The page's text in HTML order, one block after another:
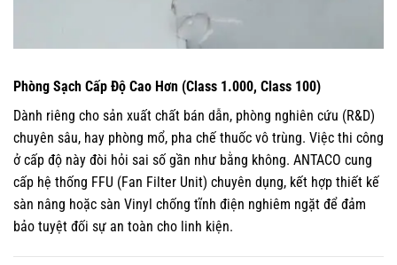
Phòng Sạch Cấp Độ Cao Hơn (Class 1.000, Class 100)
Dành riêng cho sản xuất chất bán dẫn, phòng nghiên cứu (R&D)
chuyên sâu, hay phòng mổ, pha chế thuốc vô trùng. Việc thi công
ở cấp độ này đòi hỏi sai số gần như bằng không. ANTACO cung
cấp hệ thống FFU (Fan Filter Unit) chuyên dụng, kết hợp thiết kế
sàn nâng hoặc sàn Vinyl chống tĩnh điện nghiêm ngặt để đảm
bảo tuyệt đối sự an toàn cho linh kiện.